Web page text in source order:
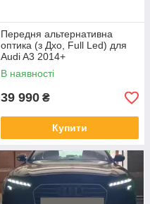
Передня альтернативна
оптика (з Дхо, Full Led) для
Audi A3 2014+
В наявності
39 990 ₴
Купити